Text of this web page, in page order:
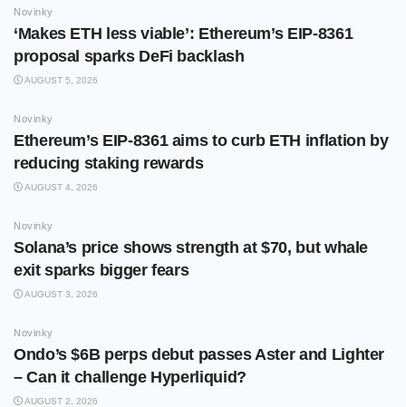
Novinky
‘Makes ETH less viable’: Ethereum’s EIP-8361
proposal sparks DeFi backlash
AUGUST 5, 2026
Novinky
Ethereum’s EIP-8361 aims to curb ETH inflation by
reducing staking rewards
AUGUST 4, 2026
Novinky
Solana’s price shows strength at $70, but whale
exit sparks bigger fears
AUGUST 3, 2026
Novinky
Ondo’s $6B perps debut passes Aster and Lighter
– Can it challenge Hyperliquid?
AUGUST 2, 2026